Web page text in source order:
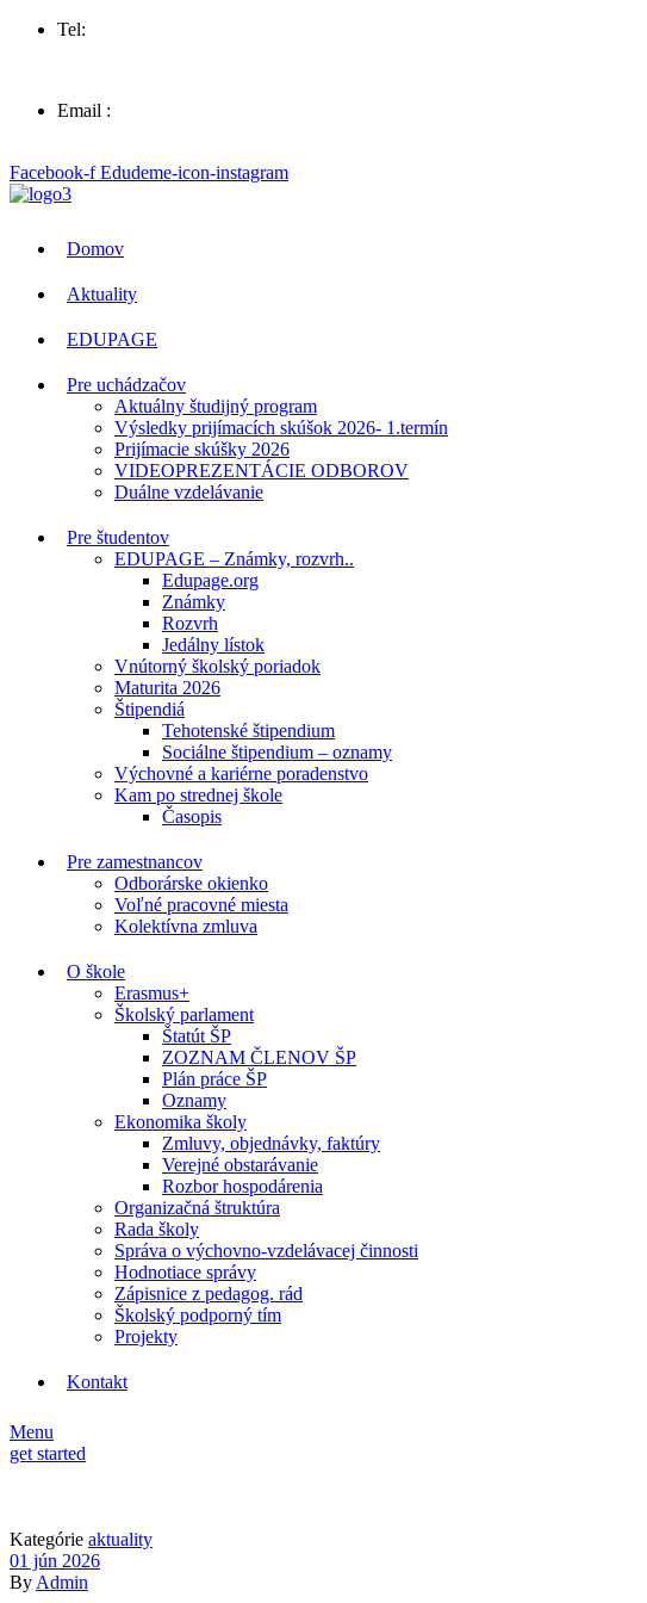
Tel:
Email :
Facebook-f Edudeme-icon-instagram
Domov
Aktuality
EDUPAGE
Pre uchádzačov
Aktuálny študijný program
Výsledky prijímacích skúšok 2026- 1.termín
Prijímacie skúšky 2026
VIDEOPREZENTÁCIE ODBOROV
Duálne vzdelávanie
Pre študentov
EDUPAGE – Známky, rozvrh..
Edupage.org
Známky
Rozvrh
Jedálny lístok
Vnútorný školský poriadok
Maturita 2026
Štipendiá
Tehotenské štipendium
Sociálne štipendium – oznamy
Výchovné a kariérne poradenstvo
Kam po strednej škole
Časopis
Pre zamestnancov
Odborárske okienko
Voľné pracovné miesta
Kolektívna zmluva
O škole
Erasmus+
Školský parlament
Štatút ŠP
ZOZNAM ČLENOV ŠP
Plán práce ŠP
Oznamy
Ekonomika školy
Zmluvy, objednávky, faktúry
Verejné obstarávanie
Rozbor hospodárenia
Organizačná štruktúra
Rada školy
Správa o výchovno-vzdelávacej činnosti
Hodnotiace správy
Zápisnice z pedagog. rád
Školský podporný tím
Projekty
Kontakt
Menu
get started
Kategórie aktuality
01 jún 2026
By Admin